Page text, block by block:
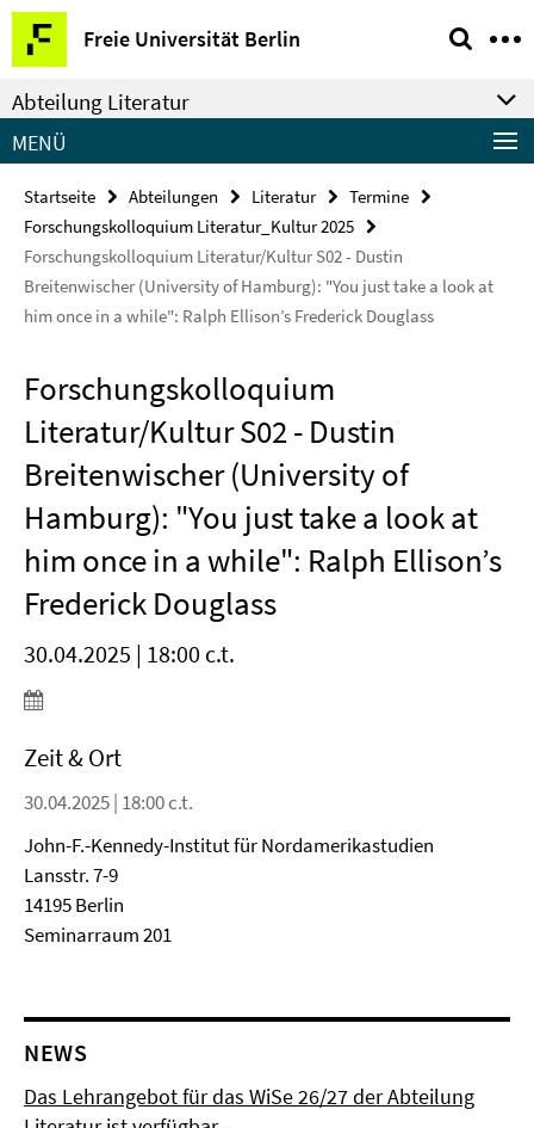
Springe
direkt
zu
Inhalt
Freie Universität Berlin
Service-
Navigation
Abteilung Literatur
MENÜ
Startseite Abteilungen Literatur
Termine
Forschungskolloquium Literatur_Kultur 2025
Forschungskolloquium Literatur/Kultur S02 - Dustin
Breitenwischer (University of Hamburg): "You just take a look at
him once in a while": Ralph Ellison’s Frederick Douglass
Forschungskolloquium
Literatur/Kultur S02 - Dustin
Breitenwischer (University of
Hamburg): "You just take a look at
him once in a while": Ralph Ellison’s
Frederick Douglass
30.04.2025 | 18:00 c.t.
Zeit & Ort
30.04.2025 | 18:00 c.t.
John-F.-Kennedy-Institut für Nordamerikastudien
Lansstr. 7-9
14195 Berlin
Seminarraum 201
NEWS
Das Lehrangebot für das WiSe 26/27 der Abteilung